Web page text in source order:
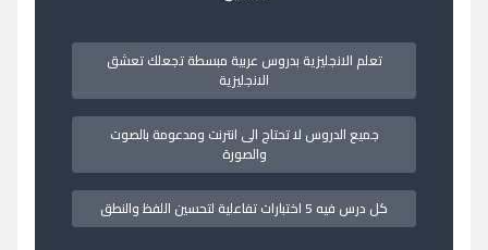
تعلم الانجليزية بدروس عربية مبسطة تجعلك تعشق
الانجليزية
جميع الدروس لا تحتاج الى انترنت ومدعومة بالصوت
والصورة
كل درس فيه 5 اختبارات تفاعلية لتحسين اللفظ والنطق